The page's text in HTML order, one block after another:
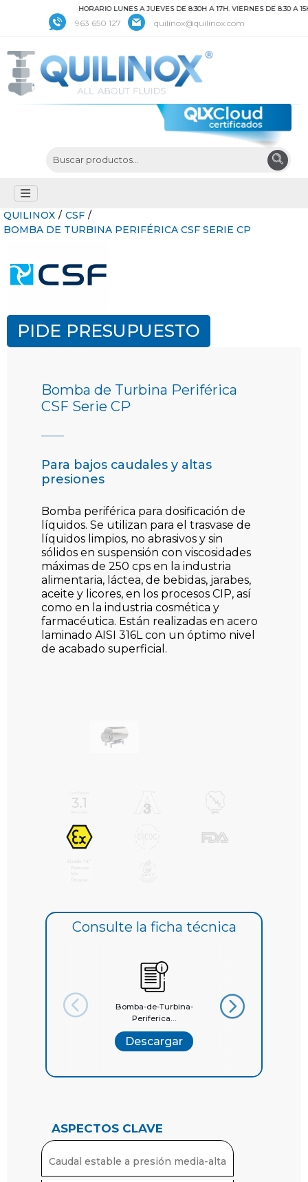
HORARIO LUNES A JUEVES DE 8:30H A 17H. VIERNES DE 8:30 A 15H
963 650 127 quilinox@quilinox.com
QUILINOX / CSF /
BOMBA DE TURBINA PERIFÉRICA CSF SERIE CP
PIDE PRESUPUESTO
Bomba de Turbina Periférica
CSF Serie CP
Para bajos caudales y altas
presiones
Bomba periférica para dosificación de
líquidos. Se utilizan para el trasvase de
líquidos limpios, no abrasivos y sin
sólidos en suspensión con viscosidades
máximas de 250 cps en la industria
alimentaria, láctea, de bebidas, jarabes,
aceite y licores, en los procesos CIP, así
como en la industria cosmética y
farmacéutica. Están realizadas en acero
laminado AISI 316L con un óptimo nivel
de acabado superficial.
Consulte la ficha técnica
Bomba-de-Turbina-
Periferica...
Descargar
Catalogo-General-
ASPECTOS CLAVE
Caudal estable a presión media-alta